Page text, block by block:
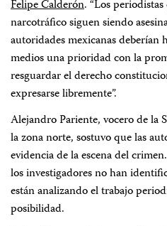
Felipe Calderón. “Los
narcotráfico siguen siendo
autoridades mexicanas deberían
medios una prioridad con la
resguardar el derecho
expresarse libremente”.
Alejandro Pariente, vocero de la
la zona norte, sostuvo que las
evidencia de la escena del
los investigadores no han
están analizando el trabajo
posibilidad.